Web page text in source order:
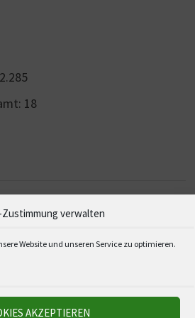
verwalten
Website und unseren Service zu optimieren.
AKZEPTIEREN
2.285
18